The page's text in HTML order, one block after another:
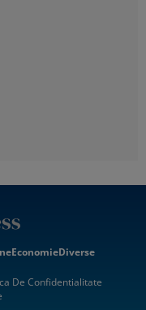
EconomieDiverse
De Confidentialitate